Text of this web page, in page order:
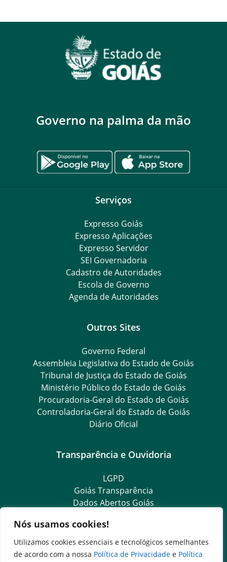
Nós usamos cookies!
Utilizamos cookies essenciais e tecnológicos semelhantes
de acordo com a nossa Política de Privacidade e Política
Governo na palma da mão
Serviços
Expresso Goiás
Expresso Aplicações
Expresso Servidor
SEI Governadoria
Cadastro de Autoridades
Escola de Governo
Agenda de Autoridades
Outros Sites
Governo Federal
Assembleia Legislativa do Estado de Goiás
Tribunal de Justiça do Estado de Goiás
Ministério Público do Estado de Goiás
Procuradoria-Geral do Estado de Goiás
Controladoria-Geral do Estado de Goiás
Diário Oficial
Transparência e Ouvidoria
LGPD
Goiás Transparência
Dados Abertos Goiás
e-SIC – Serviço Eletrônico de Informação ao Cidadão
Ouvidoria Setorial (Expresso)
Ouvidoria Setorial (Presencial)